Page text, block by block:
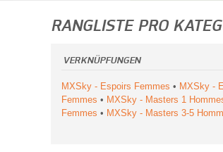
RANGLISTE PRO
VERKNÜPFUNGEN
MXSky - Espoirs Femmes • MXSky -
Femmes • MXSky - Masters 1
Femmes • MXSky - Masters 3-5